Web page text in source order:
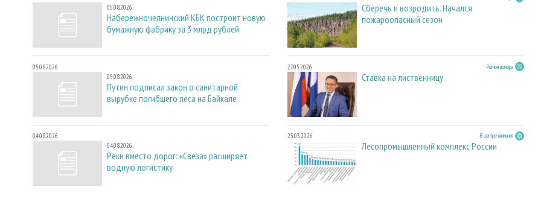
05.08.2026
Набережночелнинский КБК построит новую
бумажную фабрику за 3 млрд рублей
05.08.2026
05.08.2026
Путин подписал закон о санитарной
вырубке погибшего леса на Байкале
04.08.2026
04.08.2026
Реки вместо дорог: «Свеза» расширяет
водную логистику
Сберечь и возродить. Начался
пожароопасный сезон
27.05.2026 Регион номера
Ставка на лиственницу
23.03.2026 В центре внимания
Лесопромышленный комплекс России